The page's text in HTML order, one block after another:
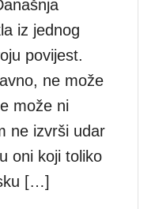
iz jednog
povijest.
ne može
može ni
ne izvrši udar
oni koji toliko
[…]